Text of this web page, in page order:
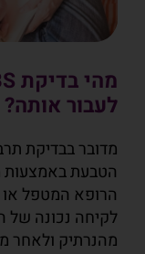
לעבור אותה?
מדובר בבדיקת
הטבעת באמצעות
הרופא המטפל
לקיחה נכונה של
מהנרתיק ולאחר